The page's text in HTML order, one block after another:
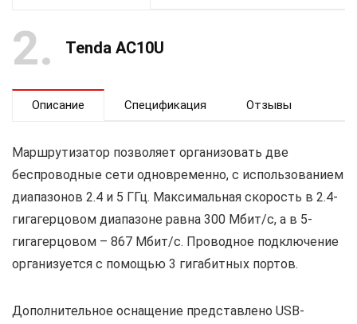
2 Tenda AC10U
Описание Спецификация Отзывы
Маршрутизатор позволяет организовать две
беспроводные сети одновременно, с использованием
диапазонов 2.4 и 5 ГГц. Максимальная скорость в 2.4-
гигагерцовом диапазоне равна 300 Мбит/с, а в 5-
гигагерцовом – 867 Мбит/с. Проводное подключение
организуется с помощью 3 гигабитных портов.
Дополнительное оснащение представлено USB-